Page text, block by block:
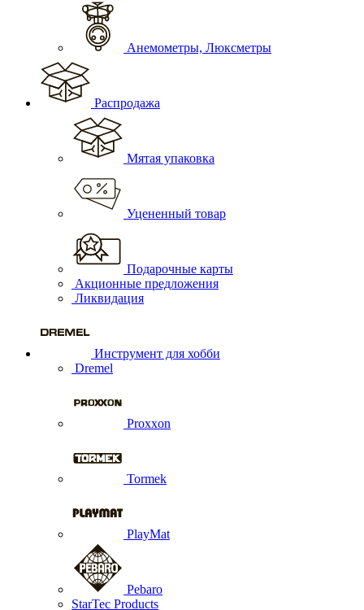
Анемометры, Люксметры
Распродажа
Мятая упаковка
Уцененный товар
Подарочные карты
Акционные предложения
Ликвидация
Инструмент для хобби
Dremel
Proxxon
Tormek
PlayMat
Pebaro
StarTec Products